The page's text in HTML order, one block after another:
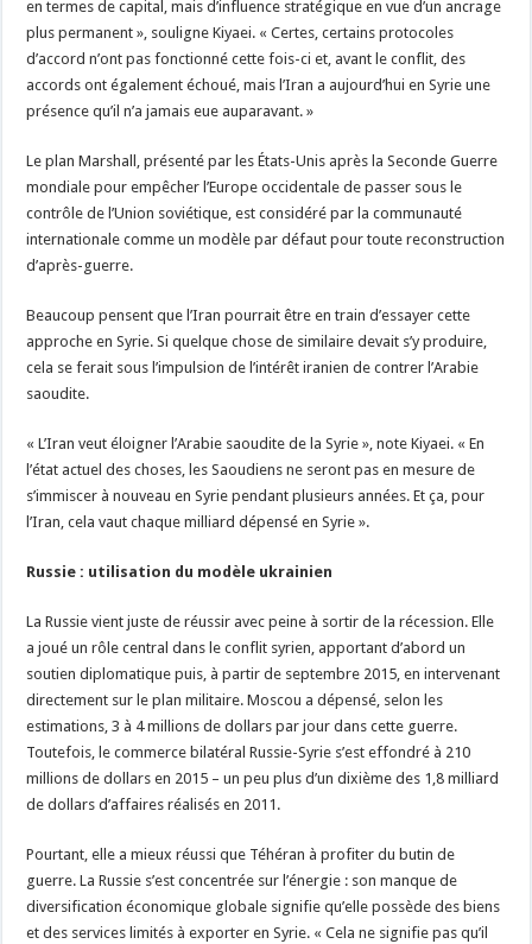
en termes de capital, mais d’influence stratégique en vue d’un ancrage
plus permanent », souligne Kiyaei. « Certes, certains protocoles
d’accord n’ont pas fonctionné cette fois-ci et, avant le conflit, des
accords ont également échoué, mais l’Iran a aujourd’hui en Syrie une
présence qu’il n’a jamais eue auparavant. »
Le plan Marshall, présenté par les États-Unis après la Seconde Guerre
mondiale pour empêcher l’Europe occidentale de passer sous le
contrôle de l’Union soviétique, est considéré par la communauté
internationale comme un modèle par défaut pour toute reconstruction
d’après-guerre.
Beaucoup pensent que l’Iran pourrait être en train d’essayer cette
approche en Syrie. Si quelque chose de similaire devait s’y produire,
cela se ferait sous l’impulsion de l’intérêt iranien de contrer l’Arabie
saoudite.
« L’Iran veut éloigner l’Arabie saoudite de la Syrie », note Kiyaei. « En
l’état actuel des choses, les Saoudiens ne seront pas en mesure de
s’immiscer à nouveau en Syrie pendant plusieurs années. Et ça, pour
l’Iran, cela vaut chaque milliard dépensé en Syrie ».
Russie : utilisation du modèle ukrainien
La Russie vient juste de réussir avec peine à sortir de la récession. Elle
a joué un rôle central dans le conflit syrien, apportant d’abord un
soutien diplomatique puis, à partir de septembre 2015, en intervenant
directement sur le plan militaire. Moscou a dépensé, selon les
estimations, 3 à 4 millions de dollars par jour dans cette guerre.
Toutefois, le commerce bilatéral Russie-Syrie s’est effondré à 210
millions de dollars en 2015 – un peu plus d’un dixième des 1,8 milliard
de dollars d’affaires réalisés en 2011.
Pourtant, elle a mieux réussi que Téhéran à profiter du butin de
guerre. La Russie s’est concentrée sur l’énergie : son manque de
diversification économique globale signifie qu’elle possède des biens
et des services limités à exporter en Syrie. « Cela ne signifie pas qu’il